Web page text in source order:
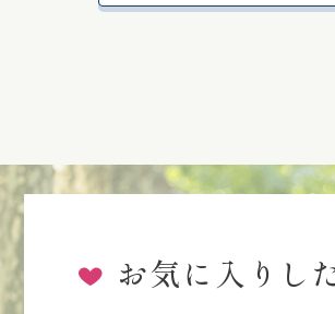
お気に入りし